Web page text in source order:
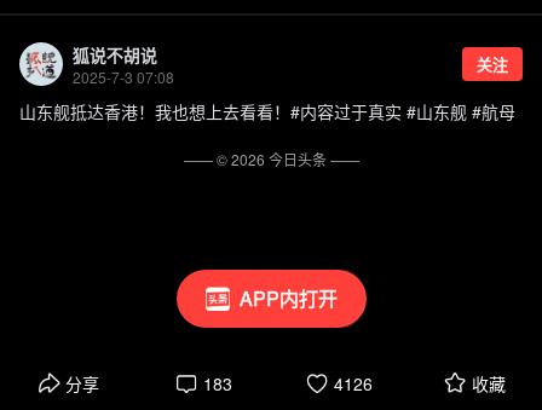
APP内打开
狐说不胡说
2025-7-3 07:08
关注
山东舰抵达香港！我也想上去看看！#内容过于真实 #山东舰 #航母
分享 183 4126 收藏
—— ©2026 今日头条——